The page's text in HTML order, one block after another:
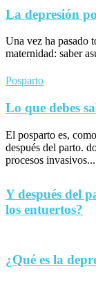
La depresión
Una vez ha pasado
maternidad: saber
Posparto
Lo que debes
El posparto es,
después del parto.
procesos invasivos...
Y después del
los entuertos?
¿Qué es la